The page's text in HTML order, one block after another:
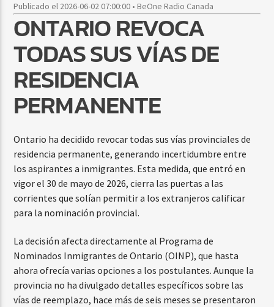
Publicado el 2026-06-02 07:00:00 • BeOne Radio Canada
ONTARIO REVOCA
TODAS SUS VÍAS DE
RESIDENCIA
PERMANENTE
Ontario ha decidido revocar todas sus vías provinciales de
residencia permanente, generando incertidumbre entre
los aspirantes a inmigrantes. Esta medida, que entró en
vigor el 30 de mayo de 2026, cierra las puertas a las
corrientes que solían permitir a los extranjeros calificar
para la nominación provincial.
La decisión afecta directamente al Programa de
Nominados Inmigrantes de Ontario (OINP), que hasta
ahora ofrecía varias opciones a los postulantes. Aunque la
provincia no ha divulgado detalles específicos sobre las
vías de reemplazo, hace más de seis meses se presentaron